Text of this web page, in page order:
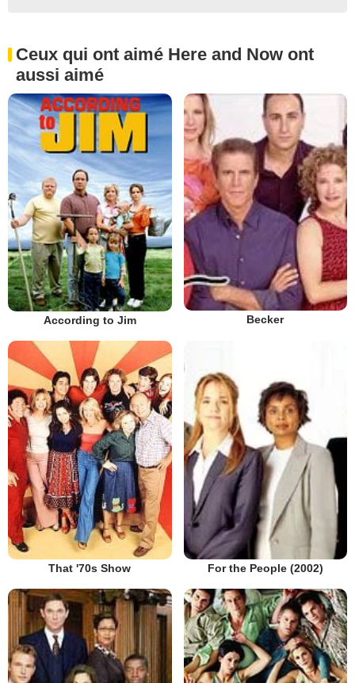
Ceux qui ont aimé Here and Now ont
aussi aimé
According to Jim Becker
That '70s Show For the People (2002)